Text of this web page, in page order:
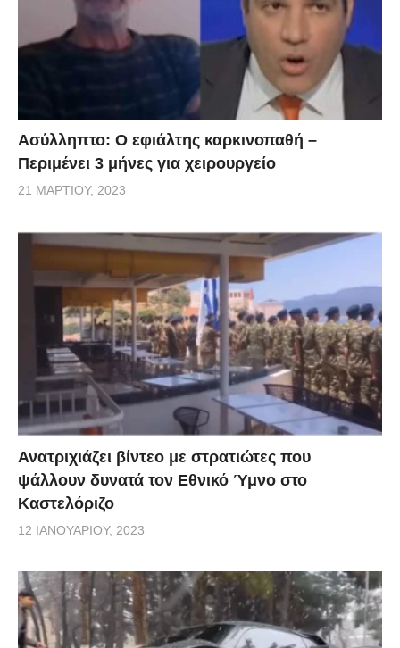
Ασύλληπτο: Ο εφιάλτης καρκινοπαθή –
Περιμένει 3 μήνες για χειρουργείο
21 ΜΑΡΤΊΟΥ, 2023
Ανατριχιάζει βίντεο με στρατιώτες που
ψάλλουν δυνατά τον Εθνικό Ύμνο στο
Καστελόριζο
12 ΙΑΝΟΥΑΡΊΟΥ, 2023